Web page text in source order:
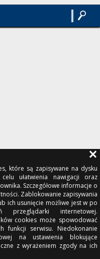
które są zapisywane na dysku
ułatwienia nawigacji oraz
Szczegółowe informacje o
Zablokowanie zapisywania
ich usunięcie możliwe jest w po
przeglądarki internetowej.
cookies może spowodować
funkcji serwisu. Niedokonanie
na ustawienia blokujące
z wyrażeniem zgody na ich